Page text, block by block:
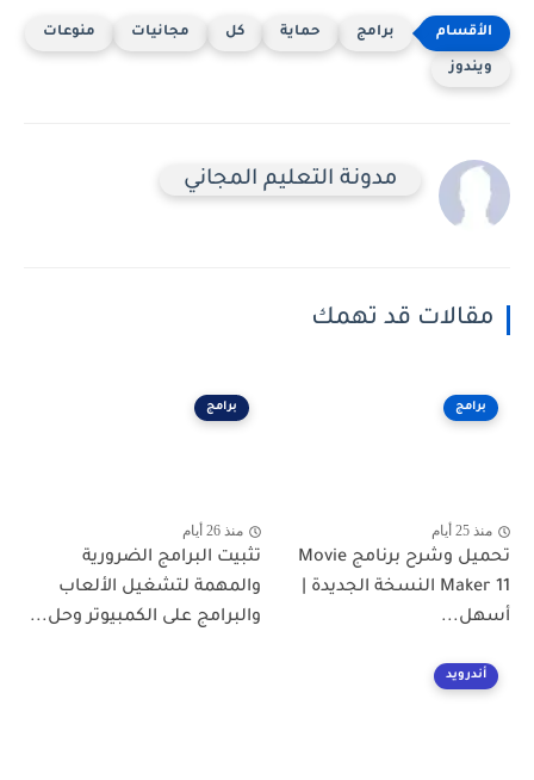
برامج حماية كل مجانيات منوعات
مدونة التعليم المجاني
قد تهمك
تحميل وشرح برنامج Movie
Maker 11 النسخة الجديدة |
تثبيت البرامج الضرورية
والمهمة لتشغيل الألعاب
والبرامج على الكمبيوتر وحل...